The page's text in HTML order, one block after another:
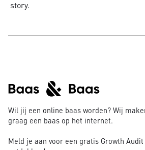
story.
Wil jij een online baas worden? Wij
graag een baas op het internet.
Meld je aan voor een gratis Growth